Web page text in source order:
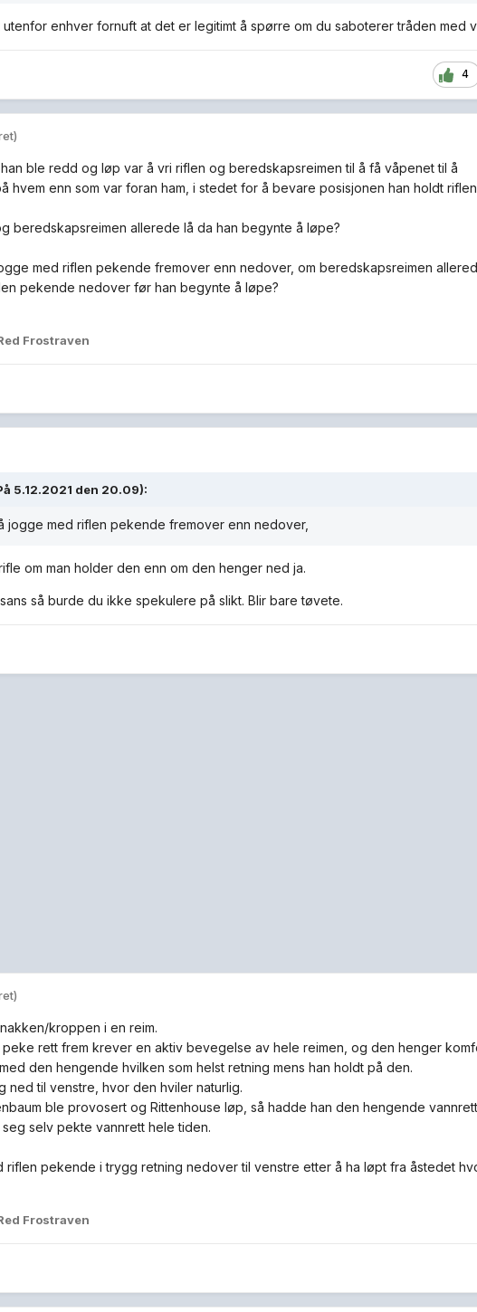
enhver fornuft at det er legitimt å spørre om du saboterer tråden med
4
ble redd og løp var å vri riflen og beredskapsreimen til å få våpenet til å
hvem enn som var foran ham, i stedet for å bevare posisjonen han holdt
beredskapsreimen allerede lå da han begynte å løpe?
med riflen pekende fremover enn nedover, om beredskapsreimen
pekende nedover før han begynte å løpe?
Frostraven
5.12.2021 den 20.09):
jogge med riflen pekende fremover enn nedover,
om man holder den enn om den henger ned ja.
så burde du ikke spekulere på slikt. Blir bare tøvete.
kroppen i en reim.
rett frem krever en aktiv bevegelse av hele reimen, og den henger
den hengende hvilken som helst retning mens han holdt på den.
ned til venstre, hvor den hviler naturlig.
ble provosert og Rittenhouse løp, så hadde han den hengende vannrett
selv pekte vannrett hele tiden.
riflen pekende i trygg retning nedover til venstre etter å ha løpt fra åstedet
Frostraven